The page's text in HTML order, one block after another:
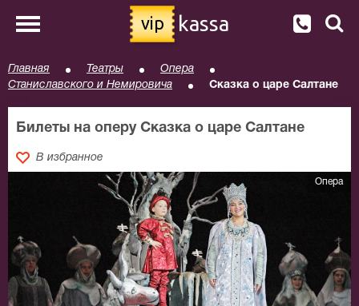
vip kassa
Главная Театры
Опера
Станиславского и Немировича
Сказка о царе Салтане
Билеты на оперу Сказка о царе Салтане
В избранное
Опера